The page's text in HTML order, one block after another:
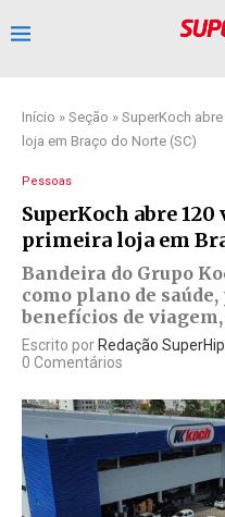
Início » Seção » SuperKoch
loja em Braço do Norte (SC)
Pessoas
SuperKoch abre
primeira loja em
Bandeira do Grupo
como plano de
benefícios de
Escrito porRedação
0 Comentários